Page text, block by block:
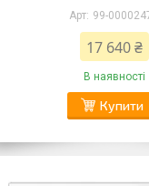
99-
17 640 ₴
В наявності
Купити